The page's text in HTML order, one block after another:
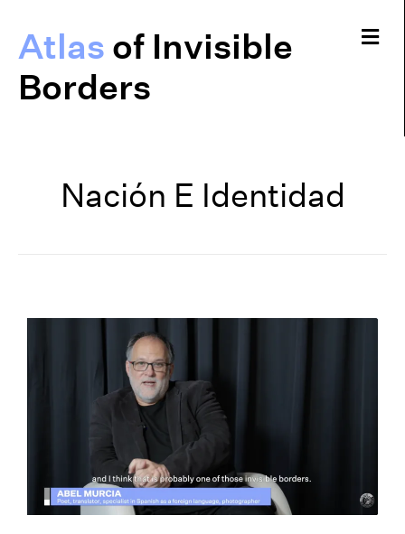
Atlas of Invisible
Borders
Nación E Identidad